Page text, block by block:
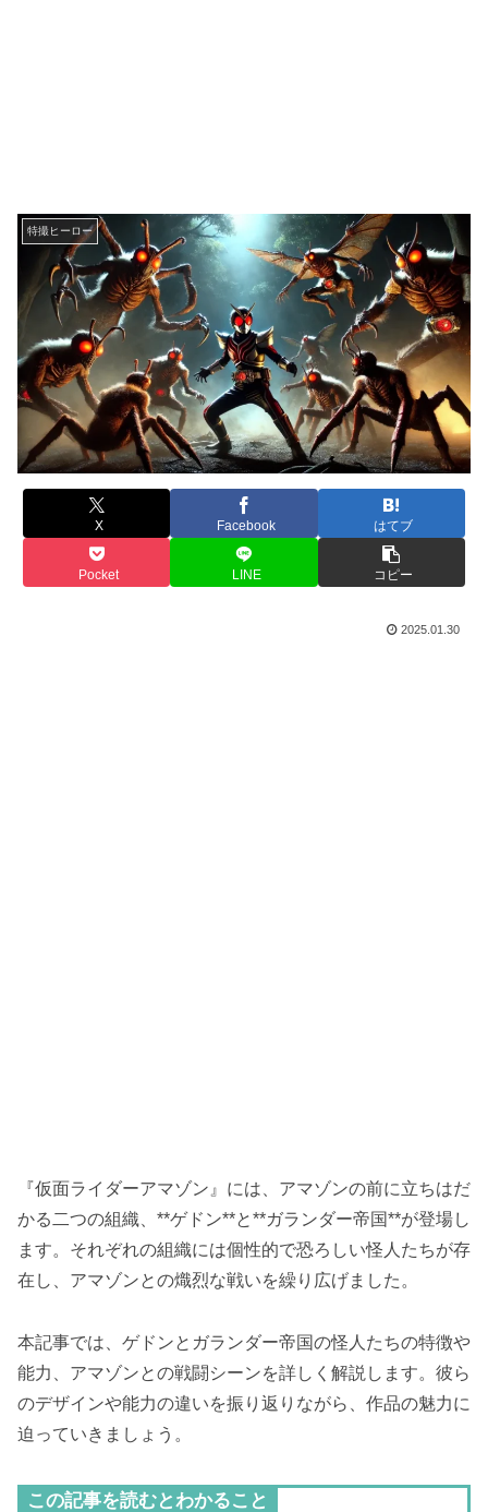
特撮ヒーロー
X Facebook はてブ
Pocket LINE コピー
2025.01.30
『仮面ライダーアマゾン』には、アマゾンの前に立ちはだ
かる二つの組織、**ゲドン**と**ガランダー帝国**が登場し
ます。それぞれの組織には個性的で恐ろしい怪人たちが存
在し、アマゾンとの熾烈な戦いを繰り広げました。
本記事では、ゲドンとガランダー帝国の怪人たちの特徴や
能力、アマゾンとの戦闘シーンを詳しく解説します。彼ら
のデザインや能力の違いを振り返りながら、作品の魅力に
迫っていきましょう。
この記事を読むとわかること